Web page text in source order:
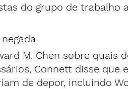
do grupo de trabalho
M. Chen sobre quais
Connett disse que
de depor, incluindo